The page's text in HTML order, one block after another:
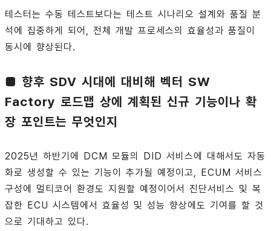
테스터는 수동 테스트보다는 테스트 시나리오 설계와 품질 분
석에 집중하게 되어, 전체 개발 프로세스의 효율성과 품질이
동시에 향상된다.
■ 향후 SDV 시대에 대비해 벡터 SW
Factory 로드맵 상에 계획된 신규 기능이나 확
장 포인트는 무엇인지
2025년 하반기에 DCM 모듈의 DID 서비스에 대해서도 자동
화로 생성할 수 있는 기능이 추가될 예정이고, ECUM 서비스
구성에 멀티코어 환경도 지원할 예정이어서 진단서비스 및 복
잡한 ECU 시스템에서 효율성 및 성능 향상에도 기여를 할 것
으로 기대하고 있다.